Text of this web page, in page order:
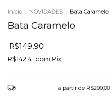
Início . NOVIDADES . Bata Caramelo
Bata Caramelo
R$149,90
R$142,41 com Pix
a partir de R$299,00